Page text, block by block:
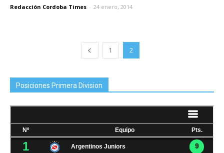
Redacción Cordoba Times - 24 enero, 2014
1 2
Posiciones Primera Division